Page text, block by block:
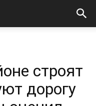
строят
дорогу